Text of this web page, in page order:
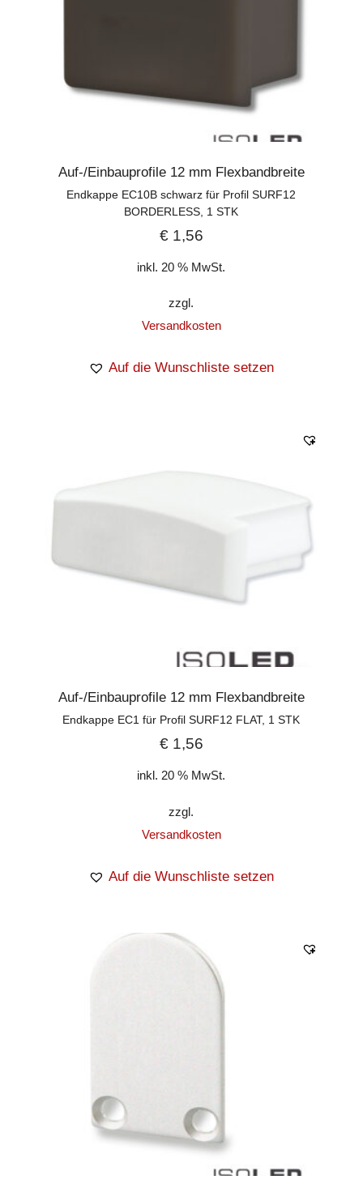
Auf-/Einbauprofile 12 mm Flexbandbreite
Endkappe EC10B schwarz für Profil SURF12
BORDERLESS, 1 STK
€1,56
inkl. 20 % MwSt.
zzgl.
Versandkosten
Auf die Wunschliste setzen
Auf-/Einbauprofile 12 mm Flexbandbreite
Endkappe EC1 für Profil SURF12 FLAT, 1 STK
€1,56
inkl. 20 % MwSt.
zzgl.
Versandkosten
Auf die Wunschliste setzen